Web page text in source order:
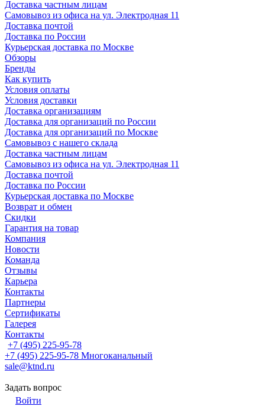
Доставка частным лицам
Самовывоз из офиса на ул. Электродная 11
Доставка почтой
Доставка по России
Курьерская доставка по Москве
Обзоры
Бренды
Как купить
Условия оплаты
Условия доставки
Доставка организациям
Доставка для организаций по России
Доставка для организаций по Москве
Самовывоз с нашего склада
Доставка частным лицам
Самовывоз из офиса на ул. Электродная 11
Доставка почтой
Доставка по России
Курьерская доставка по Москве
Возврат и обмен
Скидки
Гарантия на товар
Компания
Новости
Команда
Отзывы
Карьера
Контакты
Партнеры
Сертификаты
Галерея
Контакты
+7 (495) 225-95-78
+7 (495) 225-95-78 Многоканальный
sale@ktnd.ru
Задать вопрос
Войти